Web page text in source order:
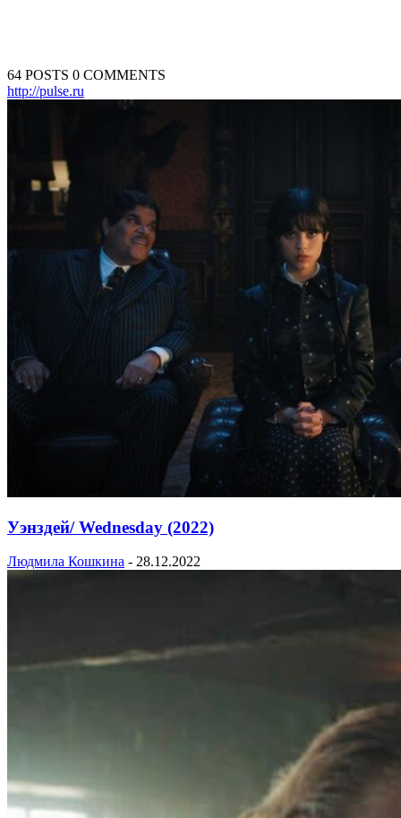
64 POSTS 0 COMMENTS
http://pulse.ru
Уэнздей/ Wednesday (2022)
Людмила Кошкина - 28.12.2022